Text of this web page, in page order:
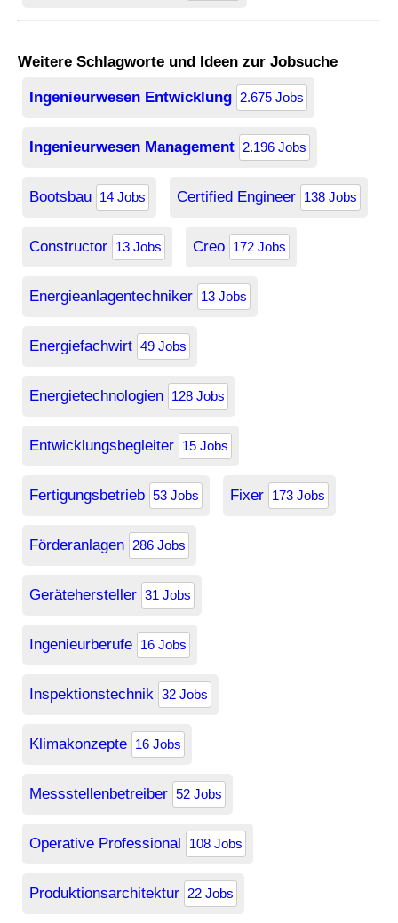
Weitere Schlagworte und Ideen zur Jobsuche
Ingenieurwesen Entwicklung 2.675 Jobs
Ingenieurwesen Management 2.196 Jobs
Bootsbau 14 Jobs Certified Engineer 138 Jobs
Constructor 13 Jobs Creo 172 Jobs
Energieanlagentechniker 13 Jobs
Energiefachwirt 49 Jobs
Energietechnologien 128 Jobs
Entwicklungsbegleiter 15 Jobs
Fertigungsbetrieb 53 Jobs Fixer 173 Jobs
Förderanlagen 286 Jobs
Gerätehersteller 31 Jobs
Ingenieurberufe 16 Jobs
Inspektionstechnik 32 Jobs
Klimakonzepte 16 Jobs
Messstellenbetreiber 52 Jobs
Operative Professional 108 Jobs
Produktionsarchitektur 22 Jobs